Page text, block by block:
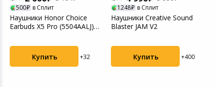
500 в Сплит
Наушники Honor Choice
Earbuds X5 Pro (5504AALJ)
Купить +32
1248 в Сплит
Наушники Creative Sound
Blaster JAM V2
Купить +400